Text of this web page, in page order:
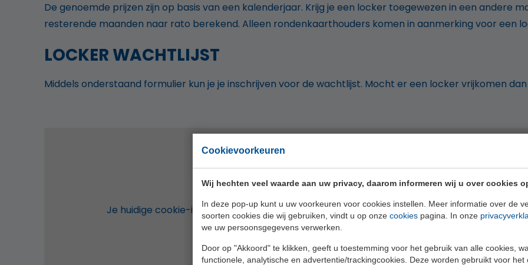
Cookievoorkeuren
Wij hechten veel waarde aan uw privacy, daarom informeren wij u over cookies
In deze pop-up kunt u uw voorkeuren voor cookies instellen. Meer informatie over de
soorten cookies die wij gebruiken, vindt u op onze cookies pagina. In onze
we uw persoonsgegevens verwerken.
Door op "Akkoord" te klikken, geeft u toestemming voor het gebruik van alle cookies,
functionele, analytische en advertentie/trackingcookies. Deze worden gebruikt voor het
De genoemde prijzen zijn op basis van een kalenderjaar. Krijg je een locker toegewezen in een andere
resterende maanden naar rato berekend. Alleen rondenkaarthouders komen in aanmerking voor een
LOCKER WACHTLIJST
Middels onderstaand formulier kun je je inschrijven voor de wachtlijst. Mocht er een locker vrijkomen
Je huidige cookie-instellingen blokkeren dit onderdeel. Pas je cookie-instellingen aan om
COOKIE-INSTELLINGEN WIJZIGEN